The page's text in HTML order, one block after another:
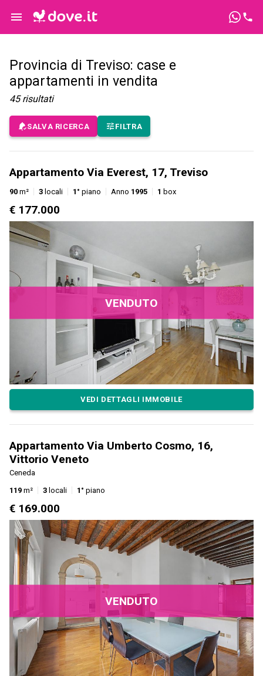
Provincia di Treviso: case e
appartamenti in vendita
45 risultati
SALVA RICERCA FILTRA
Appartamento Via Everest, 17, Treviso
90 m² 3 locali 1° piano Anno 1995 1 box
€ 177.000
VENDUTO
VEDI DETTAGLI IMMOBILE
Appartamento Via Umberto Cosmo, 16,
Vittorio Veneto
Ceneda
119 m² 3 locali 1° piano
€ 169.000
VENDUTO